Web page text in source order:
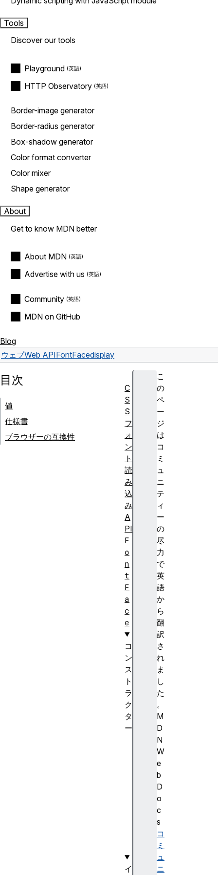
Tools
Discover our tools
Playground
HTTP Observatory
Border-image generator
Border-radius generator
Box-shadow generator
Color format converter
Color mixer
Shape generator
About
Get to know MDN better
About MDN
Advertise with us
Community
MDN on GitHub
Blog
ウェブWeb APIFontFacedisplay
こ
の
ペ
ー
ジ
は
コ
ミ
ュ
ニ
テ
ィ
ー
の
尽
力
で
英
語
か
ら
翻
訳
さ
れ
ま
し
た
。
M
D
N
W
e
b
D
o
c
s
コ
ミ
ュ
ニ
目次
値
仕様書
ブラウザーの互換性
C
S
S
フ
ォ
ン
ト
読
み
込
み
A
PI
F
o
n
t
F
a
c
e
コ
ン
ス
ト
ラ
ク
タ
ー
イ